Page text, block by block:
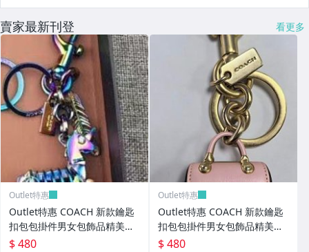
賣家最新刊登 看更多
Outlet特惠
Outlet特惠 COACH 新款鑰匙
扣包包掛件男女包飾品精美汽
車鑰匙扣兩色可選
$ 480
Outlet特惠
Outlet特惠 COACH 新款鑰匙
扣包包掛件男女包飾品精美汽
車鑰匙扣兩色可選
$ 480